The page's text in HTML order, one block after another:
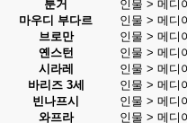
툰거
인물 > 메디
마우디 부다르
인물 > 메디
브로만
인물 > 메디
옌스턴
인물 > 메디
시라레
인물 > 메디
바리즈 3세
인물 > 메디
빈나프시
인물 > 메디
와프라
인물 > 메디